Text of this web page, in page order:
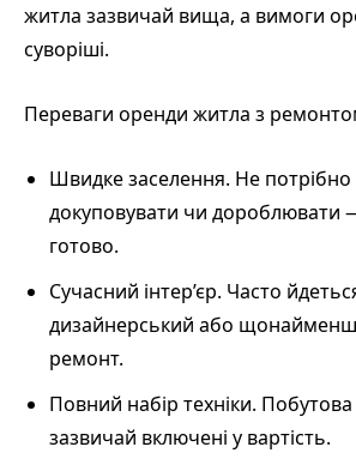
житла зазвичай вища, а вимоги
суворіші.
Переваги оренди житла з
Швидке заселення. Не потрібно
докуповувати чи дороблювати
готово.
Сучасний інтер’єр. Часто
дизайнерський або
ремонт.
Повний набір техніки. Побутова
зазвичай включені у вартість.